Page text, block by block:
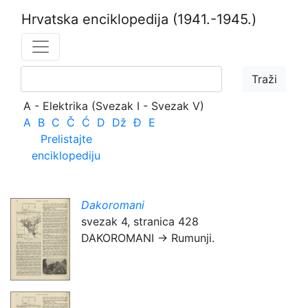
Hrvatska enciklopedija (1941.-1945.)
A - Elektrika (Svezak I - Svezak V)
A B C Č Ć D Dž Đ E
Prelistajte
enciklopediju
Dakoromani
svezak 4, stranica 428
DAKOROMANI → Rumunji.